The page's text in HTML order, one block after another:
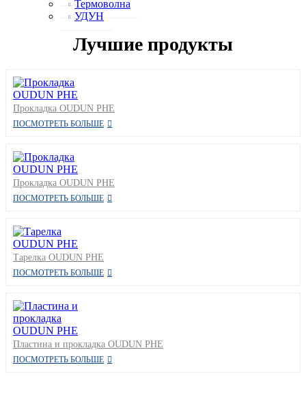
Термоволна
УДУН
Лучшие продукты
Прокладка OUDUN PHE
ПОСМОТРЕТЬ БОЛЬШЕ
Прокладка OUDUN PHE
ПОСМОТРЕТЬ БОЛЬШЕ
Тарелка OUDUN PHE
ПОСМОТРЕТЬ БОЛЬШЕ
Пластина и прокладка OUDUN PHE
ПОСМОТРЕТЬ БОЛЬШЕ